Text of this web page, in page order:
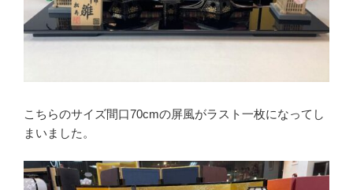
こちらのサイズ間口70cmの屏風がラスト一枚になってし
まいました。